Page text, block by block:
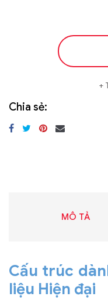
Chia sẻ:
MÔ TẢ
Cấu trúc
liệu Hiện đại